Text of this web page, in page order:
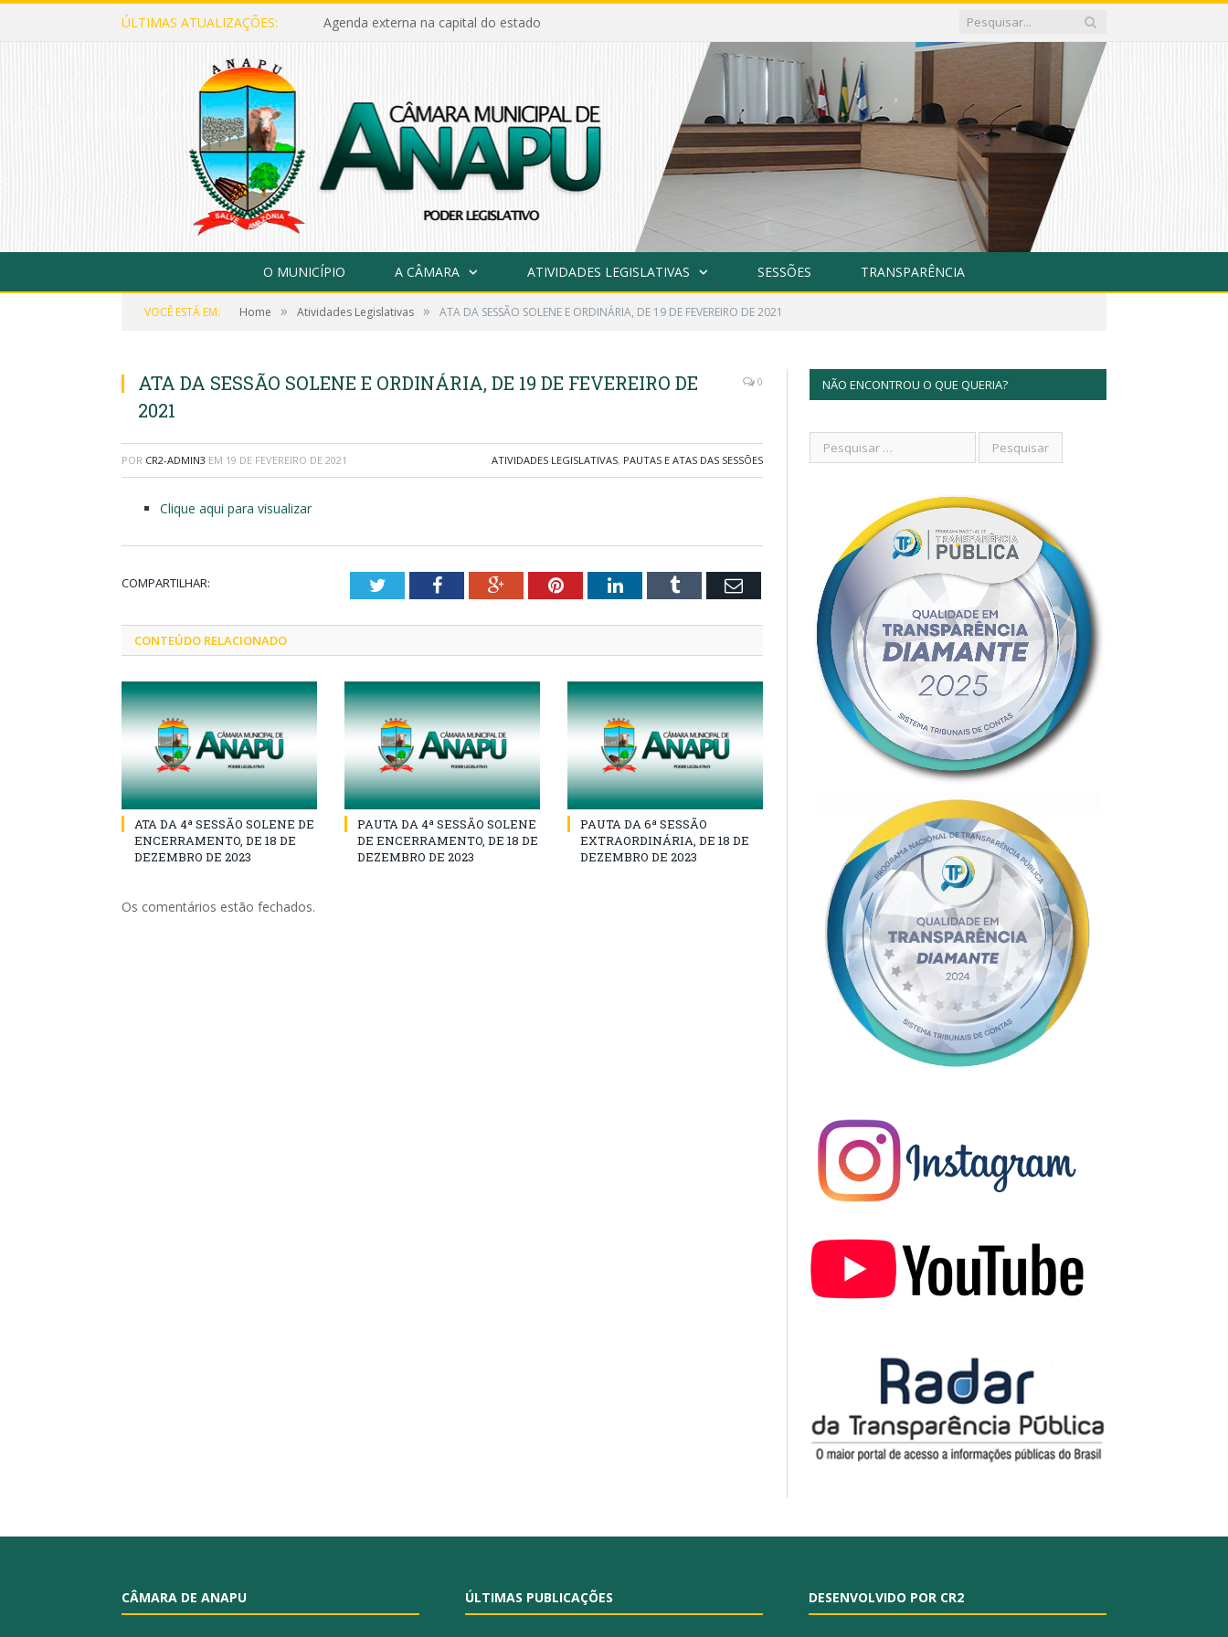
ÚLTIMAS ATUALIZAÇÕES: Agenda externa na capital do estado
O MUNICÍPIO A CÂMARA ATIVIDADES LEGISLATIVAS SESSÕES TRANSPARÊNCIA
VOCÊ ESTÁ EM: Home » Atividades Legislativas » ATA DA SESSÃO SOLENE E ORDINÁRIA, DE 19 DE FEVEREIRO DE 2021
ATA DA SESSÃO SOLENE E ORDINÁRIA, DE 19 DE FEVEREIRO DE
2021
0
POR CR2-ADMIN3 EM 19 DE FEVEREIRO DE 2021 ATIVIDADES LEGISLATIVAS, PAUTAS E ATAS DAS SESSÕES
Clique aqui para visualizar
COMPARTILHAR: TwitterFacebookGoogle+PinterestLinkedInTumblr Email
CONTEÚDO RELACIONADO
ATA DA 4ª SESSÃO SOLENE DE
ENCERRAMENTO, DE 18 DE
DEZEMBRO DE 2023
PAUTA DA 4ª SESSÃO SOLENE
DE ENCERRAMENTO, DE 18 DE
DEZEMBRO DE 2023
PAUTA DA 6ª SESSÃO
EXTRAORDINÁRIA, DE 18 DE
DEZEMBRO DE 2023
Os comentários estão fechados.
NÃO ENCONTROU O QUE QUERIA?
CÂMARA DE ANAPU ÚLTIMAS PUBLICAÇÕES DESENVOLVIDO POR CR2